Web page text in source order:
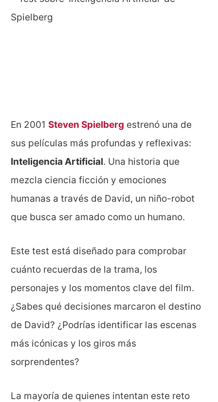
En 2001 Steven Spielberg estrenó una de
sus películas más profundas y reflexivas:
Inteligencia Artificial. Una historia que
mezcla ciencia ficción y emociones
humanas a través de David, un niño-robot
que busca ser amado como un humano.
Este test está diseñado para comprobar
cuánto recuerdas de la trama, los
personajes y los momentos clave del film.
¿Sabes qué decisiones marcaron el destino
de David? ¿Podrías identificar las escenas
más icónicas y los giros más
sorprendentes?
La mayoría de quienes intentan este reto